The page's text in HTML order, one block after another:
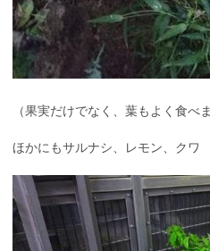
（果実だけでなく、葉もよく食べま
ほかにもサルナシ、レモン、クワ